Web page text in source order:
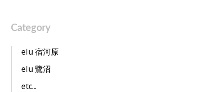
Category
elu 宿河原
elu 鷺沼
etc...